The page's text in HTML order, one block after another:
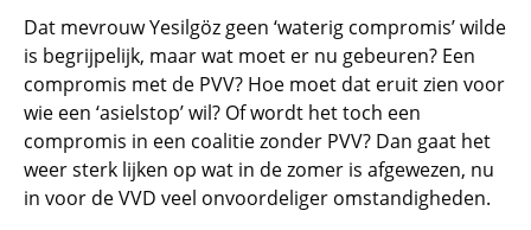
Dat mevrouw Yesilgöz geen ‘waterig compromis’ wilde
is begrijpelijk, maar wat moet er nu gebeuren? Een
compromis met de PVV? Hoe moet dat eruit zien voor
wie een ‘asielstop’ wil? Of wordt het toch een
compromis in een coalitie zonder PVV? Dan gaat het
weer sterk lijken op wat in de zomer is afgewezen, nu
in voor de VVD veel onvoordeliger omstandigheden.